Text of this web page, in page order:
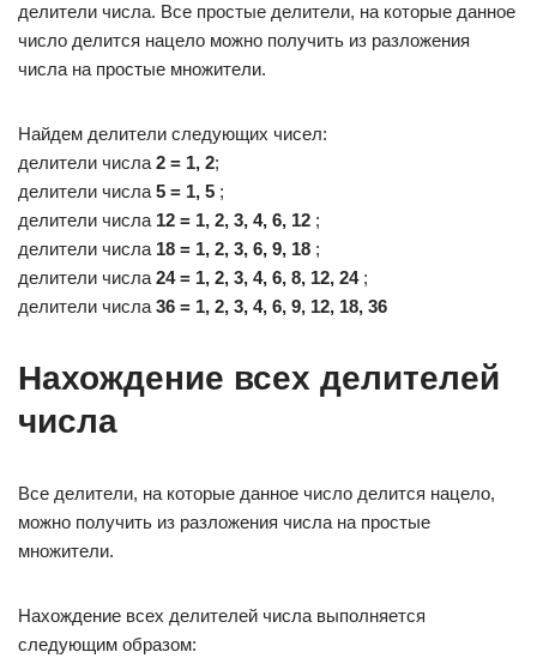
делители числа. Все простые делители, на которые данное
число делится нацело можно получить из разложения
числа на простые множители.
Найдем делители следующих чисел:
делители числа 2 = 1, 2;
делители числа 5 = 1, 5 ;
делители числа 12 = 1, 2, 3, 4, 6, 12 ;
делители числа 18 = 1, 2, 3, 6, 9, 18 ;
делители числа 24 = 1, 2, 3, 4, 6, 8, 12, 24;
делители числа 36 = 1, 2, 3, 4, 6, 9, 12, 18, 36
Нахождение всех делителей
числа
Все делители, на которые данное число делится нацело,
можно получить из разложения числа на простые
множители.
Нахождение всех делителей числа выполняется
следующим образом: